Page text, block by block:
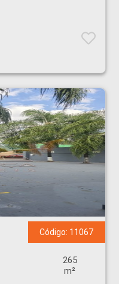
Código: 11067
265
m²